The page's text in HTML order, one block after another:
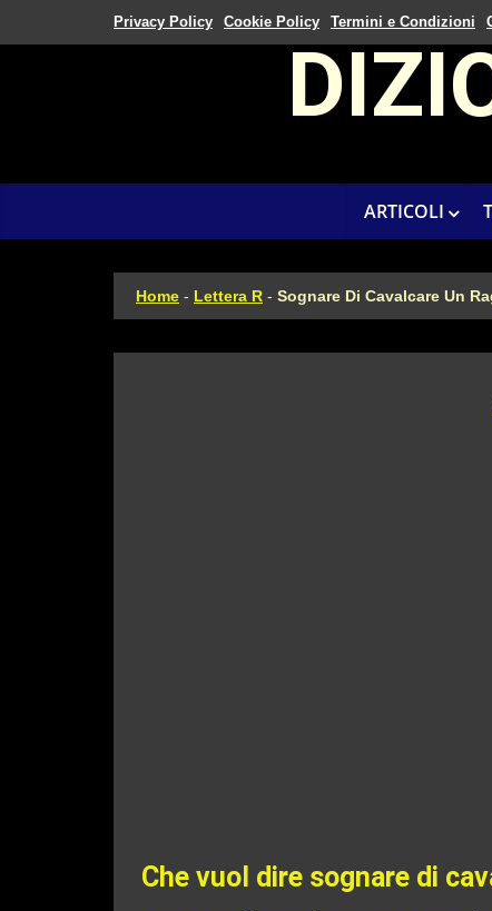
Privacy Policy Cookie Policy Termini e Condizioni
ARTICOLI
Home - Lettera R - Sognare Di Cavalcare Un
Che vuol dire sognare di